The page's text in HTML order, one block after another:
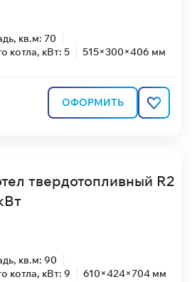
кв.м: 70
котла, кВт: 5
515×300×406 мм
ОФОРМИТЬ
твердотопливный R2
кв.м: 90
котла, кВт: 9
610×424×704 мм